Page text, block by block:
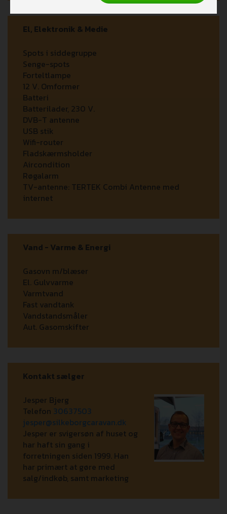
El, Elektronik & Medie
Spots i siddegruppe
Senge-spots
Forteltlampe
12 V. Omformer
Batteri
Batterilader, 230 V.
DVB-T antenne
USB stik
Wifi-router
Fladskærmsholder
Aircondition
Røgalarm
TV-antenne: TERTEK Combi Antenne med
internet
Vand - Varme & Energi
Gasovn m/blæser
El. Gulvvarme
Varmtvand
Fast vandtank
Vandstandsmåler
Aut. Gasomskifter
Kontakt sælger
Jesper Bjerg
Telefon 30637503
jesper@silkeborgcaravan.dk
Jesper er svigersøn af huset og
har haft sin gang i
forretningen siden 1999. Han
har primært at gøre med
salg/indkøb, samt marketing